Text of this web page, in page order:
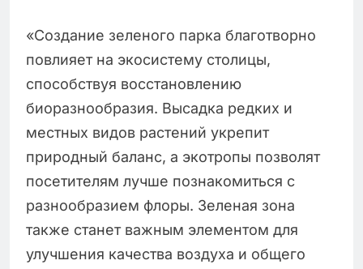
«Создание зеленого парка благотворно
повлияет на экосистему столицы,
способствуя восстановлению
биоразнообразия. Высадка редких и
местных видов растений укрепит
природный баланс, а экотропы позволят
посетителям лучше познакомиться с
разнообразием флоры. Зеленая зона
также станет важным элементом для
улучшения качества воздуха и общего